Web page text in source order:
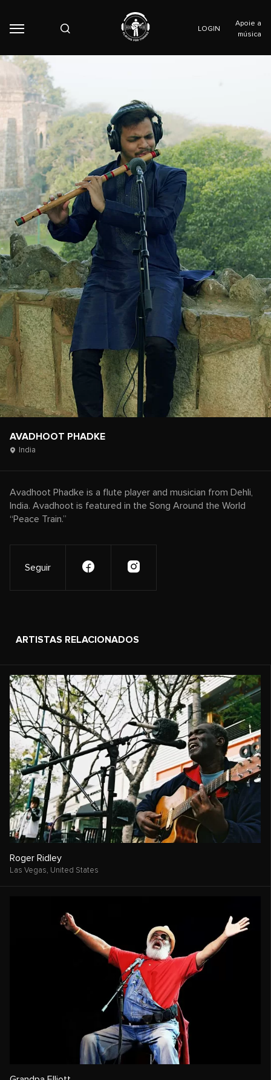
LOGIN
Apoie a
música
AVADHOOT PHADKE
India
Avadhoot Phadke is a flute player and musician from Dehli,
India. Avadhoot is featured in the Song Around the World
“Peace Train.”
Seguir
ARTISTAS RELACIONADOS
Roger Ridley
Las Vegas, United States